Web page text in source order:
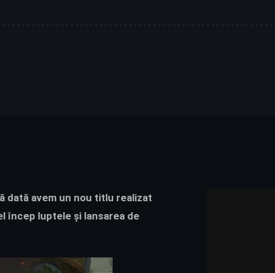
dată avem un nou titlu realizat
încep luptele și lansarea de